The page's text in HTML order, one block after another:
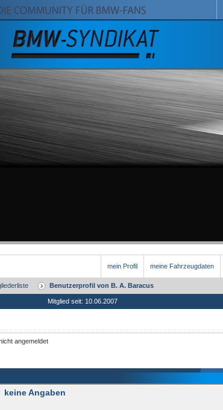
mein Profil meine Fahrzeugdaten
Benutzerprofil von B. A. Baracus
Mitglied seit: 10.06.2007
angemeldet
keine Angaben